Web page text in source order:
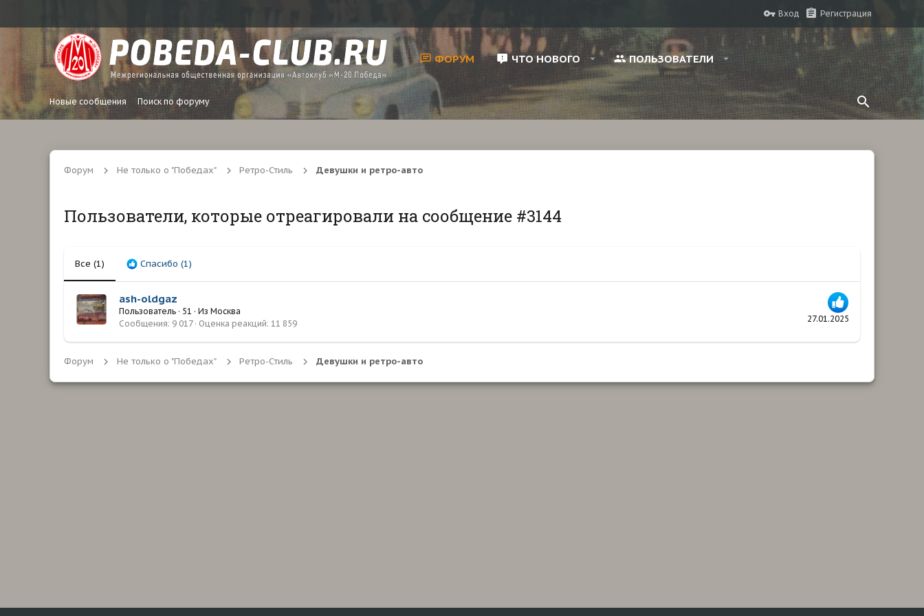
Вход Регистрация
ФОРУМ ЧТО НОВОГО ПОЛЬЗОВАТЕЛИ
Новые сообщения Поиск по форуму
Форум Не только о "Победах" Ретро-Стиль Девушки и ретро-авто
Пользователи, которые отреагировали на сообщение #3144
Все (1) Спасибо (1)
27.01.2025
ash-oldgaz
Пользователь · 51 · Из Москва
Сообщения 9 017 Оценка реакций 11 859
Форум Не только о "Победах" Ретро-Стиль Девушки и ретро-авто